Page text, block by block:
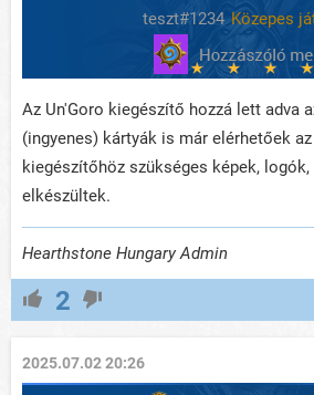
teszt#1234 Közepes
Az Un'Goro kiegészítő hozzá lett adva
(ingyenes) kártyák is már elérhetőek
kiegészítőhöz szükséges képek,
elkészültek.
Hearthstone Hungary Admin
2
2025.07.02 20:26